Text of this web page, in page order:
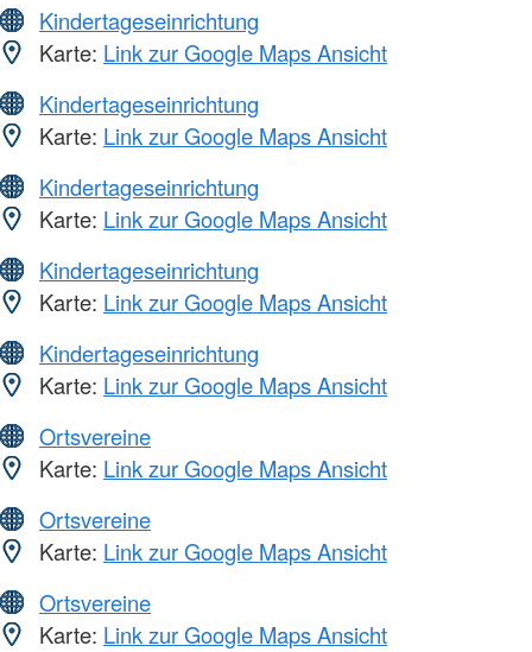
Kindertageseinrichtung
Karte: Link zur Google Maps Ansicht
Kindertageseinrichtung
Karte: Link zur Google Maps Ansicht
Kindertageseinrichtung
Karte: Link zur Google Maps Ansicht
Kindertageseinrichtung
Karte: Link zur Google Maps Ansicht
Kindertageseinrichtung
Karte: Link zur Google Maps Ansicht
Ortsvereine
Karte: Link zur Google Maps Ansicht
Ortsvereine
Karte: Link zur Google Maps Ansicht
Ortsvereine
Karte: Link zur Google Maps Ansicht